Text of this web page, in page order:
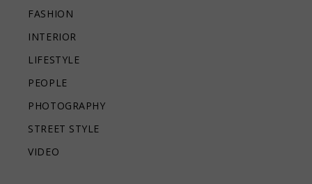
FASHION
INTERIOR
LIFESTYLE
PEOPLE
PHOTOGRAPHY
STREET STYLE
VIDEO